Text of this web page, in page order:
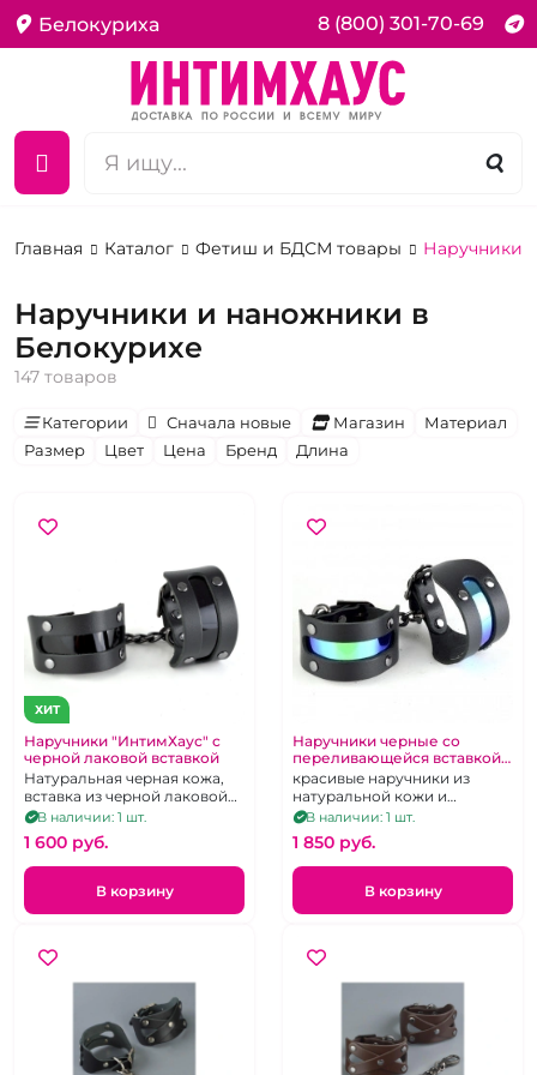
Белокуриха 8 (800) 301-70-69
Главная Каталог Фетиш и БДСМ товары Наручники
Наручники и наножники в
Белокурихе
147 товаров
Категории Сначала новые Магазин
Материал
Размер
Цвет Цена Бренд Длина
ХИТ
Наручники "ИнтимХаус" с
черной лаковой вставкой
Натуральная черная кожа,
вставка из черной лаковой
экокожи
В наличии: 1 шт.
1 600 pуб.
В корзину
Наручники черные со
переливающейся вставкой
"Хамелеон"
красивые наручники из
натуральной кожи и
декорированы яркой
голографической вставкой
из экокожи.
В наличии: 1 шт.
1 850 pуб.
В корзину